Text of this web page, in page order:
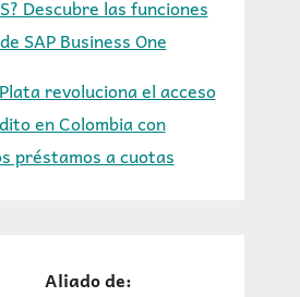
Descubre las funciones
SAP Business One
revoluciona el acceso
en Colombia con
préstamos a cuotas
Aliado de: